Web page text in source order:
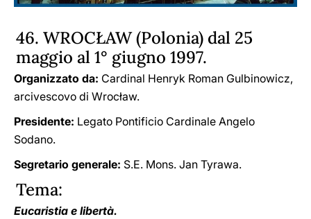
46. WROCŁAW (Polonia) dal 25
maggio al 1° giugno 1997.
Organizzato da: Cardinal Henryk Roman Gulbinowicz,
arcivescovo di Wrocław.
Presidente: Legato Pontificio Cardinale Angelo
Sodano.
Segretario generale: S.E. Mons. Jan Tyrawa.
Tema:
Eucaristia e libertà.